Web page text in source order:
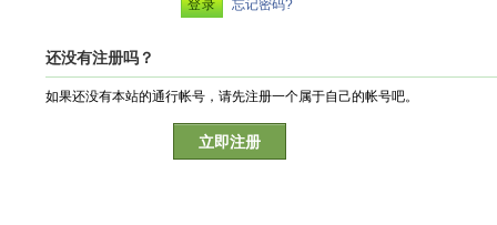
忘记密码?
还没有注册吗？
如果还没有本站的通行帐号，请先注册一个属于自己的帐号吧。
立即注册